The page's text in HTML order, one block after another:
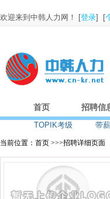
欢迎来到中韩人力网！ [登录] [
首页 招聘信
TOPIK考级 带
当前位置：首页 >>>招聘详细页面